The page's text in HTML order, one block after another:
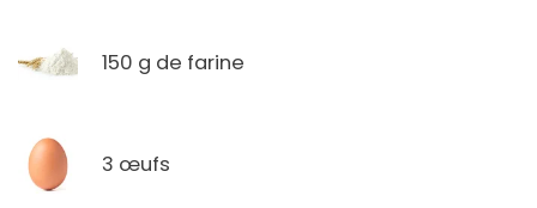
150 g de farine
3 œufs